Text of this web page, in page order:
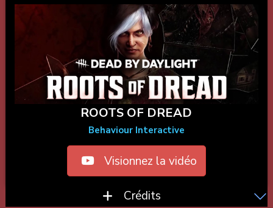
ROOTS OF DREAD
Behaviour Interactive
Visionnez la vidéo
Crédits